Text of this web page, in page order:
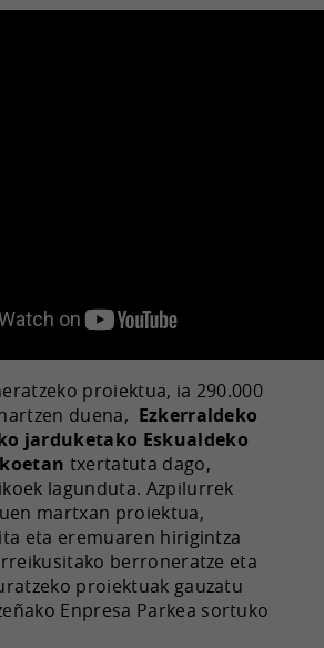
proiektua, ia 290.000
duena, Ezkerraldeko
jarduketako Eskualdeko
txertatuta dago,
lagunduta. Azpilurrek
martxan proiektua,
eta eremuaren hirigintza
berroneratze eta
proiektuak gauzatu
Enpresa Parkea sortuko